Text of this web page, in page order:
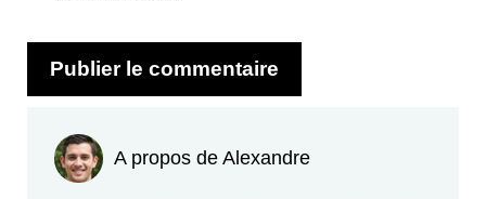
A propos de Alexandre